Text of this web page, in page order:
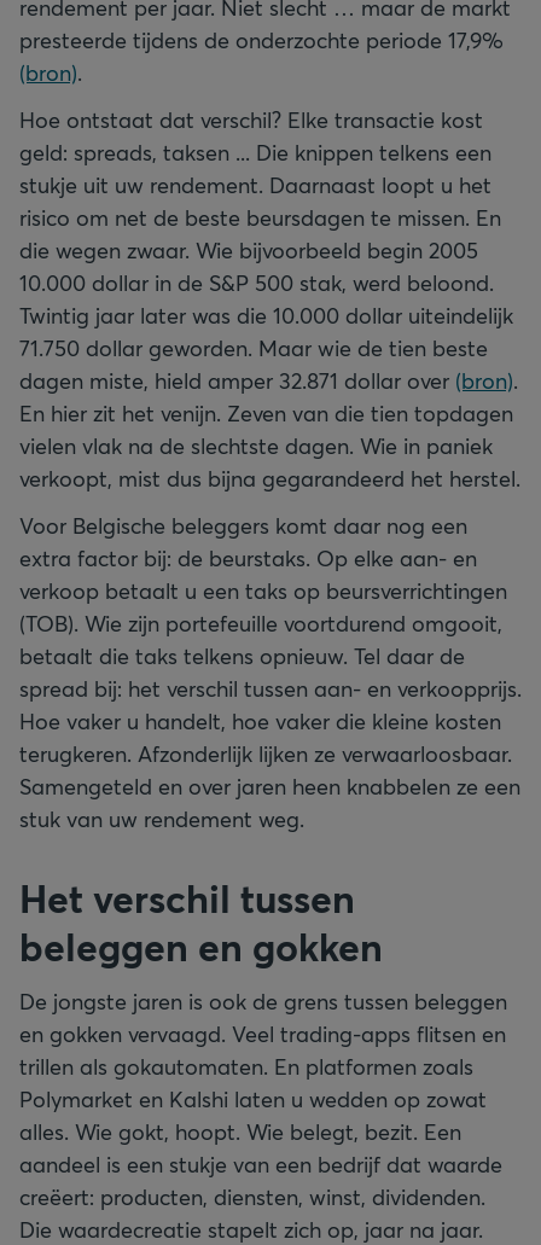
rendement per jaar. Niet slecht … maar de markt
presteerde tijdens de onderzochte periode 17,9%
(bron).
Hoe ontstaat dat verschil? Elke transactie kost
geld: spreads, taksen ... Die knippen telkens een
stukje uit uw rendement. Daarnaast loopt u het
risico om net de beste beursdagen te missen. En
die wegen zwaar. Wie bijvoorbeeld begin 2005
10.000 dollar in de S&P 500 stak, werd beloond.
Twintig jaar later was die 10.000 dollar uiteindelijk
71.750 dollar geworden. Maar wie de tien beste
dagen miste, hield amper 32.871 dollar over (bron).
En hier zit het venijn. Zeven van die tien topdagen
vielen vlak na de slechtste dagen. Wie in paniek
verkoopt, mist dus bijna gegarandeerd het herstel.
Voor Belgische beleggers komt daar nog een
extra factor bij: de beurstaks. Op elke aan- en
verkoop betaalt u een taks op beursverrichtingen
(TOB). Wie zijn portefeuille voortdurend omgooit,
betaalt die taks telkens opnieuw. Tel daar de
spread bij: het verschil tussen aan- en verkoopprijs.
Hoe vaker u handelt, hoe vaker die kleine kosten
terugkeren. Afzonderlijk lijken ze verwaarloosbaar.
Samengeteld en over jaren heen knabbelen ze een
stuk van uw rendement weg.
Het verschil tussen
beleggen en gokken
De jongste jaren is ook de grens tussen beleggen
en gokken vervaagd. Veel trading-apps flitsen en
trillen als gokautomaten. En platformen zoals
Polymarket en Kalshi laten u wedden op zowat
alles. Wie gokt, hoopt. Wie belegt, bezit. Een
aandeel is een stukje van een bedrijf dat waarde
creëert: producten, diensten, winst, dividenden.
Die waardecreatie stapelt zich op, jaar na jaar.